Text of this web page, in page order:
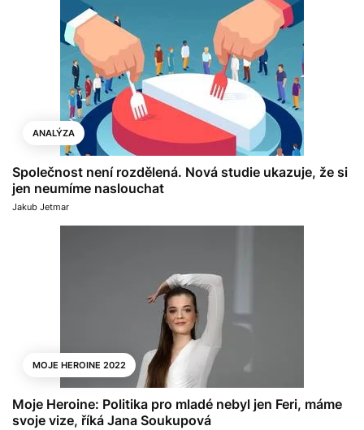
ANALÝZA
Společnost není rozdělená. Nová studie ukazuje, že si
jen neumíme naslouchat
Jakub Jetmar
MOJE HEROINE 2022
Moje Heroine: Politika pro mladé nebyl jen Feri, máme
svoje vize, říká Jana Soukupová